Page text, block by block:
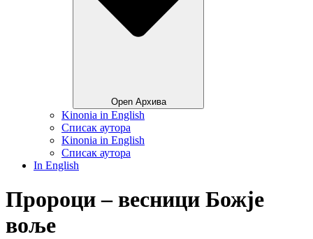
Open Архива
Kinonia in English
Списак аутора
Kinonia in English
Списак аутора
In English
Пророци – весници Божје
воље